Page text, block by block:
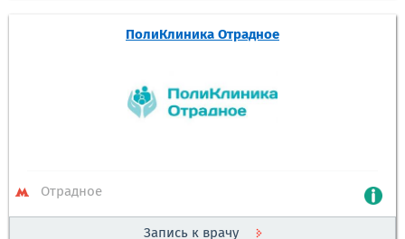
ПолиКлиника Отрадное
Отрадное
Запись к врачу